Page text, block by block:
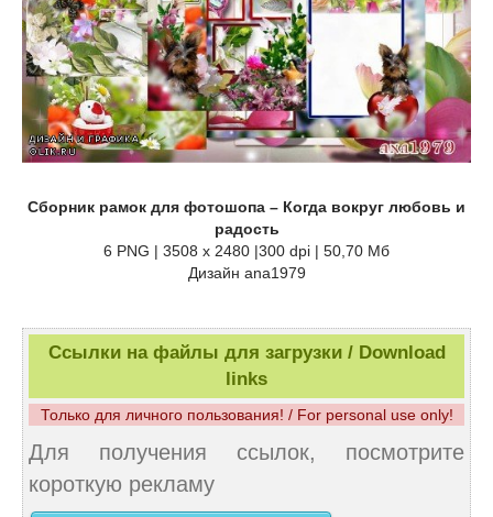
Сборник рамок для фотошопа – Когда вокруг любовь и
радость
6 PNG | 3508 x 2480 |300 dpi | 50,70 Мб
Дизайн аnа1979
Ссылки на файлы для загрузки / Download
links
Только для личного пользования! / For personal use only!
Для получения ссылок, посмотрите
короткую рекламу